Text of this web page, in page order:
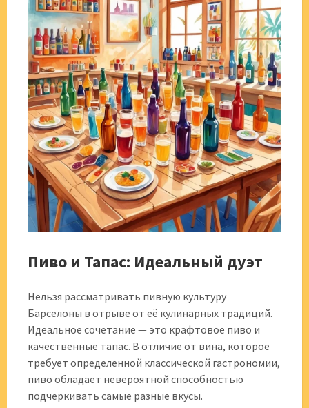
Пиво и Тапас: Идеальный дуэт
Нельзя рассматривать пивную культуру
Барселоны в отрыве от её кулинарных традиций.
Идеальное сочетание — это крафтовое пиво и
качественные тапас. В отличие от вина, которое
требует определенной классической гастрономии,
пиво обладает невероятной способностью
подчеркивать самые разные вкусы.